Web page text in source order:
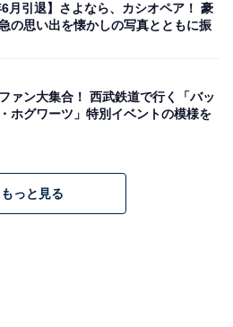
6月引退】さよなら、カシオペア！ 豪
の思い出を懐かしの写真とともに振
ァン大集合！ 西武鉄道で行く「バッ
ホグワーツ」特別イベントの模様を
もっと見る